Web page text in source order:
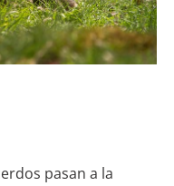
pasan a la